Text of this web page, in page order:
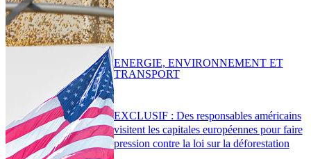
EXCLUSIF : Des responsables américains
visitent les capitales européennes pour faire
pression contre la loi sur la déforestation
ENERGIE, ENVIRONNEMENT ET
TRANSPORT